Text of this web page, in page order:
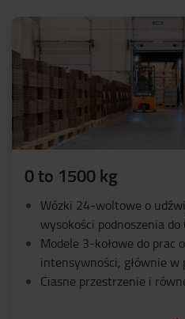
0 to 1500 kg
Wózki 24-woltowe o
wysokości podnoszenia do
Modele 3-kołowe do prac
intensywności, głównie w
Ciasne przestrzenie i